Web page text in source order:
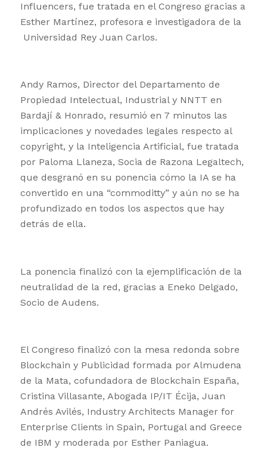
Influencers, fue tratada en el Congreso gracias a
Esther Martínez, profesora e investigadora de la
Universidad Rey Juan Carlos.
Andy Ramos, Director del Departamento de
Propiedad Intelectual, Industrial y NNTT en
Bardají & Honrado, resumió en 7 minutos las
implicaciones y novedades legales respecto al
copyright, y la Inteligencia Artificial, fue tratada
por Paloma Llaneza, Socia de Razona Legaltech,
que desgranó en su ponencia cómo la IA se ha
convertido en una “commoditty” y aún no se ha
profundizado en todos los aspectos que hay
detrás de ella.
La ponencia finalizó con la ejemplificación de la
neutralidad de la red, gracias a Eneko Delgado,
Socio de Audens.
El Congreso finalizó con la mesa redonda sobre
Blockchain y Publicidad formada por Almudena
de la Mata, cofundadora de Blockchain España,
Cristina Villasante, Abogada IP/IT Écija, Juan
Andrés Avilés, Industry Architects Manager for
Enterprise Clients in Spain, Portugal and Greece
de IBM y moderada por Esther Paniagua.